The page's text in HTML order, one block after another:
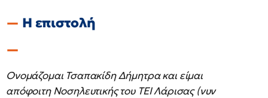
H επιστολή
Ονομάζομαι Τσαπακίδη Δήμητρα και είμαι
απόφοιτη Νοσηλευτικής του ΤΕΙ Λάρισας (νυν